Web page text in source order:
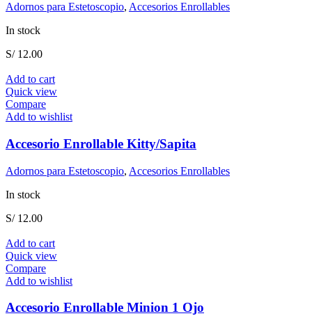
Adornos para Estetoscopio, Accesorios Enrollables
In stock
S/12.00
Add to cart
Quick view
Compare
Add to wishlist
Accesorio Enrollable Kitty/Sapita
Adornos para Estetoscopio, Accesorios Enrollables
In stock
S/12.00
Add to cart
Quick view
Compare
Add to wishlist
Accesorio Enrollable Minion 1 Ojo